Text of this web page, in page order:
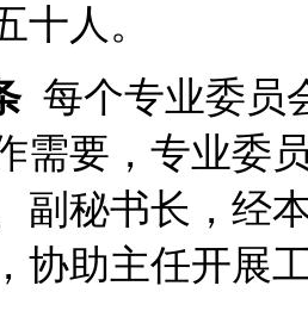
十人。
每个专业委员
需要，专业委
副秘书长，经
协助主任开展